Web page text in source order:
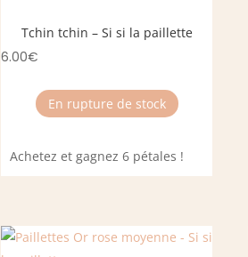
Tchin tchin – Si si la paillette
6.00€
En rupture de stock
Achetez et gagnez 6 pétales !